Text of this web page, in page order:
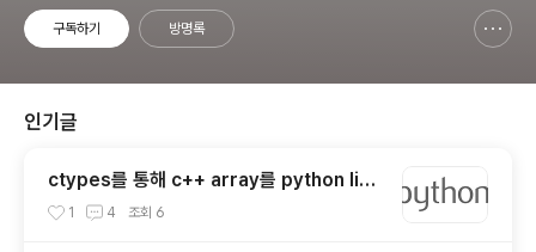
구독하기 방명록
인기글
ctypes를 통해 c++ array를 python list
로 변환하기
1 4 조회 6